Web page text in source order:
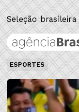
Seleção
ESPORTES